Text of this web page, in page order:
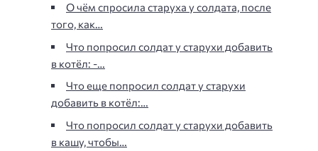
О чём спросила старуха у солдата, после
того, как…
Что попросил солдат у старухи добавить
в котёл: -…
Что еще попросил солдат у старухи
добавить в котёл:…
Что попросил солдат у старухи добавить
в кашу, чтобы…